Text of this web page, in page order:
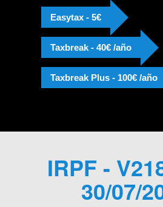
Easytax - 5€
Taxbreak - 40€ /año
Taxbreak Plus - 100€ /año
IRPF -
30/07/